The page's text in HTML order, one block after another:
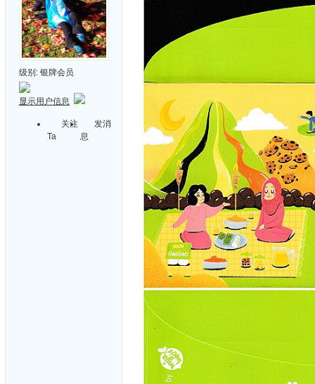
级别: 银牌会员
显示用户信息
关注
Ta
发消
息